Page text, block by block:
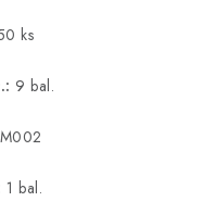
ks
9 bal.
1 bal.